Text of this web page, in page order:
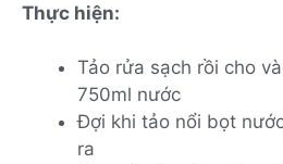
Thực hiện:
Tảo rửa sạch rồi cho
750ml nước
Đợi khi tảo nổi bọt
ra